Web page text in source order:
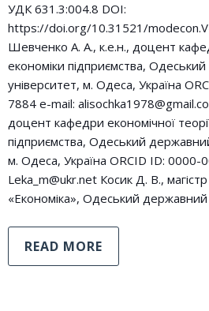
УДК 631.3:004.8 DOI:
https://doi.org/10.31521/
Шевченко А. А., к.е.н., доцент
економіки підприємства,
університет, м. Одеса, Україна
7884 e-mail:
доцент кафедри економічної
підприємства, Одеський
м. Одеса, Україна ORCID ID:
Leka_m@ukr.net Косик Д. В., магістр
«Економіка», Одеський державний
READ MORE